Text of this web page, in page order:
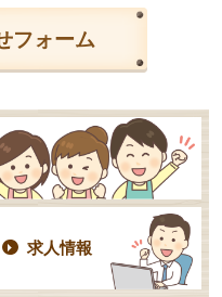
フォーム
求人情報